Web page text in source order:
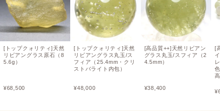
[トップクォリティ]天然
リビアングラス原石（8
5.6g）
¥68,500
[トップクォリティ]天然
リビアングラス丸玉/ス
フィア（25.4mm・クリ
ストバライト内包）
¥48,000
[高品質++]天然リビアン
グラス丸玉/スフィア（2
4.5mm）
¥38,400
[
¥